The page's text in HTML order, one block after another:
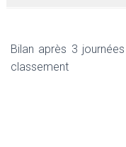
Bilan après 3
classement